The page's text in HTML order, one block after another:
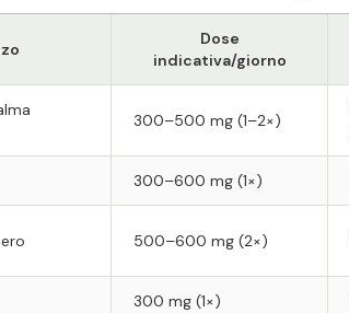
Dose
indicativa/giorno
300–500 mg (1–2×)
300–600 mg (1×)
500–600 mg (2×)
300 mg (1×)